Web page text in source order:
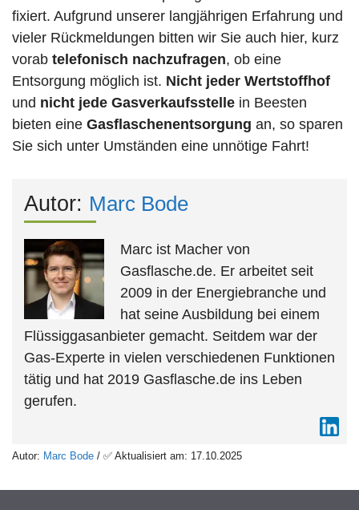
fixiert. Aufgrund unserer langjährigen Erfahrung und
vieler Rückmeldungen bitten wir Sie auch hier, kurz
vorab telefonisch nachzufragen, ob eine
Entsorgung möglich ist. Nicht jeder Wertstoffhof
und nicht jede Gasverkaufsstelle in Beesten
bieten eine Gasflaschenentsorgung an, so sparen
Sie sich unter Umständen eine unnötige Fahrt!
Autor: Marc Bode
Marc ist Macher von
Gasflasche.de. Er arbeitet seit
2009 in der Energiebranche und
hat seine Ausbildung bei einem
Flüssiggasanbieter gemacht. Seitdem war der
Gas-Experte in vielen verschiedenen Funktionen
tätig und hat 2019 Gasflasche.de ins Leben
gerufen.
Autor: Marc Bode / ✅ Aktualisiert am: 17.10.2025